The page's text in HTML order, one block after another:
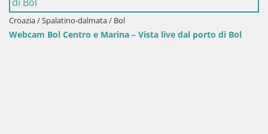
Croazia / Spalatino-dalmata / Bol
Webcam porto di Bol – Vista live sulla Riva e Marina